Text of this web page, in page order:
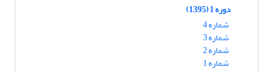
دوره 1 (1395)
شماره 4
شماره 3
شماره 2
شماره 1